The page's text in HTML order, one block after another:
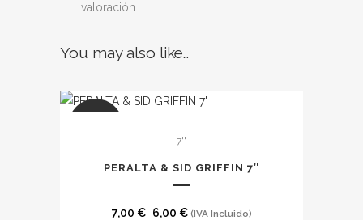
valoración.
You may also like…
7''
PERALTA & SID GRIFFIN 7″
7,00€ El
6,00 €El(IVA Incluido)